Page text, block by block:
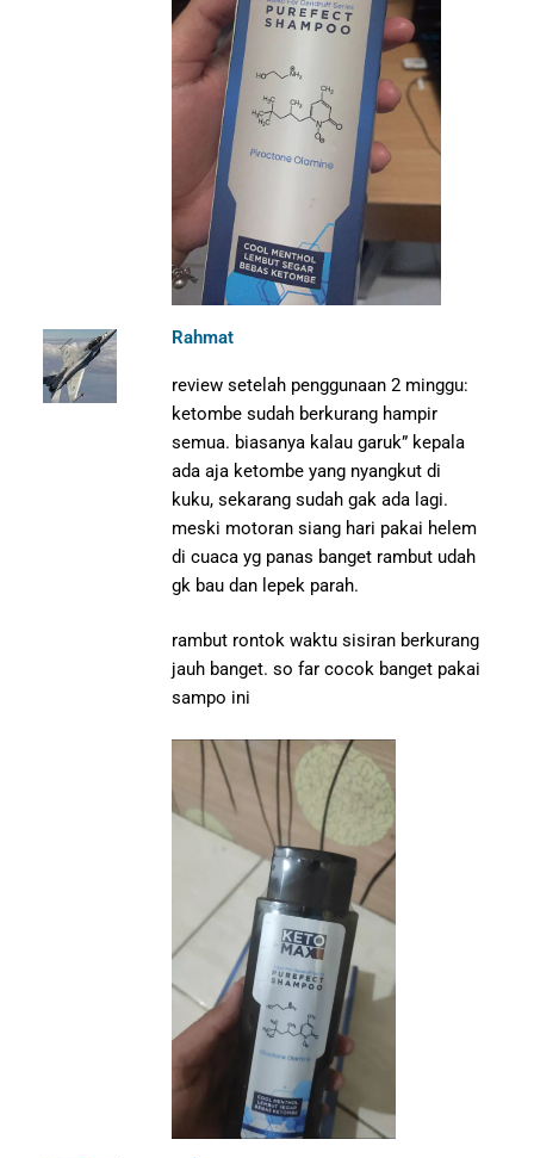
Rahmat
review setelah penggunaan 2 minggu:
ketombe sudah berkurang hampir
semua. biasanya kalau garuk” kepala
ada aja ketombe yang nyangkut di
kuku, sekarang sudah gak ada lagi.
meski motoran siang hari pakai helem
di cuaca yg panas banget rambut udah
gk bau dan lepek parah.
rambut rontok waktu sisiran berkurang
jauh banget. so far cocok banget pakai
sampo ini